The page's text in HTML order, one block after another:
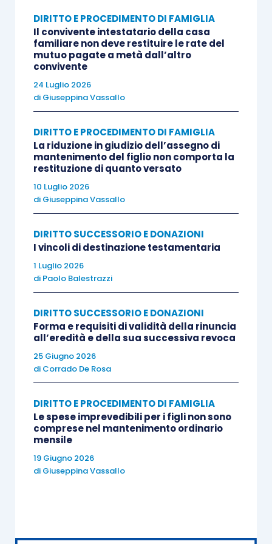
passivo.
Più in particolare, a tal fine rileveranno
unicamente la sede dell’amministrazione e
l’oggetto principale dell’ente di diritto estero,
come di seguito meglio specificato: la sede
dell’amministrazione è un criterio rilevante per i
trust che si avvalgono, nel perseguire il loro
scopo, di un’apposita struttura organizzativa
formata da dipendenti, locali, attrezzature
d’ufficio etc.. Di contro, in assenza di una
struttura materiale, la sede dell’amministrazione
l’oggetto principale, è un criterio di
alla tipologia di trust: qualora l’oggetto dell’attività
sia costituito da un patrimonio immobiliare
situato interamente in Italia, l’individuazione della
residenza risulterà agevole; qualora i beni
immobili risultino situati in Stati diversi, occorre
fare riferimento al criterio della prevalenza
Nel caso di patrimoni mobiliari o misti l’oggetto
principale dovrà essere identificato con
Ciò posto, con specifico riferimento all’operatività
sempre con la citata circolare 48/E/2007 ha
DIRITTO E PROCEDIMENTO DI FAMIGLIA
Il convivente intestatario della casa
familiare non deve restituire le rate del
mutuo pagate a metà dall’altro
convivente
24 Luglio 2026
di Giuseppina Vassallo
DIRITTO E PROCEDIMENTO DI FAMIGLIA
La riduzione in giudizio dell’assegno di
mantenimento del figlio non comporta la
restituzione di quanto versato
10 Luglio 2026
di Giuseppina Vassallo
DIRITTO SUCCESSORIO E DONAZIONI
I vincoli di destinazione testamentaria
1 Luglio 2026
di Paolo Balestrazzi
DIRITTO SUCCESSORIO E DONAZIONI
Forma e requisiti di validità della rinuncia
all’eredità e della sua successiva revoca
25 Giugno 2026
di Corrado De Rosa
DIRITTO E PROCEDIMENTO DI FAMIGLIA
Le spese imprevedibili per i figli non sono
comprese nel mantenimento ordinario
mensile
19 Giugno 2026
di Giuseppina Vassallo